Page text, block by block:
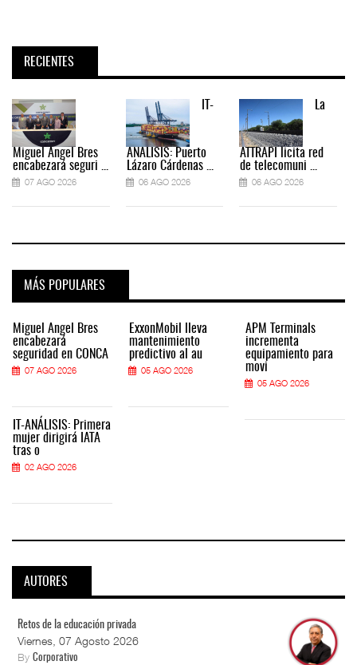
RECIENTES
Miguel Ángel Bres
encabezará seguri ...
07 AGO 2026
IT-
ANÁLISIS: Puerto
Lázaro Cárdenas ...
06 AGO 2026
La
ATTRAPI licita red
de telecomuni ...
06 AGO 2026
MÁS POPULARES
Miguel Ángel Bres
encabezará
seguridad en CONCA
07 AGO 2026
IT-ANÁLISIS: Primera
mujer dirigirá IATA
tras o
02 AGO 2026
ExxonMobil lleva
mantenimiento
predictivo al au
05 AGO 2026
APM Terminals
incrementa
equipamiento para
movi
05 AGO 2026
AUTORES
Retos de la educación privada
Viernes, 07 Agosto 2026
By Corporativo